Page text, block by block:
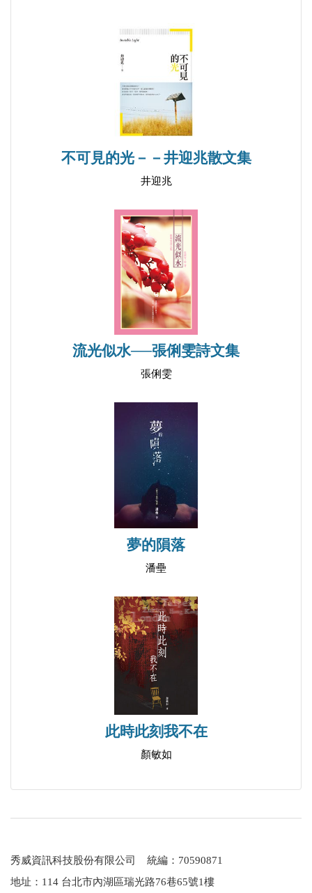
不可見的光－－井迎兆散文集
井迎兆
流光似水──張俐雯詩文集
張俐雯
夢的隕落
潘壘
此時此刻我不在
顏敏如
秀威資訊科技股份有限公司 統編：70590871
地址：114 台北市內湖區瑞光路76巷65號1樓